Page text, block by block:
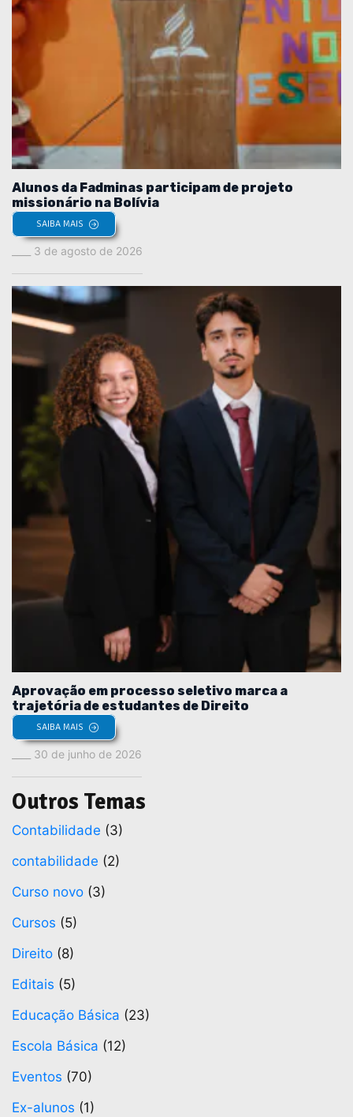
Alunos da Fadminas participam de projeto
missionário na Bolívia
SAIBA MAIS
3 de agosto de 2026
Aprovação em processo seletivo marca a
trajetória de estudantes de Direito
SAIBA MAIS
30 de junho de 2026
Outros Temas
Contabilidade (3)
contabilidade (2)
Curso novo (3)
Cursos (5)
Direito (8)
Editais (5)
Educação Básica (23)
Escola Básica (12)
Eventos (70)
Ex-alunos (1)